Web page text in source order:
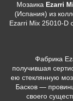
Мозаика Ezarri
(Испания) из
Ezarri Mix 25010-D
Фабрика
получившая
ею стеклянную
Басков —
своего